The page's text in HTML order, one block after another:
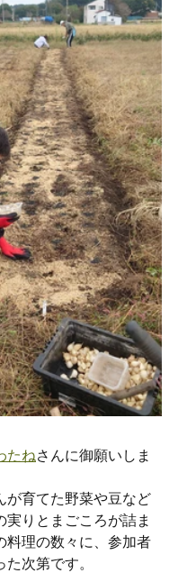
たねさんに御願いしま
が育てた野菜や豆など
実りとまごころが詰ま
料理の数々に、参加者
次第です。